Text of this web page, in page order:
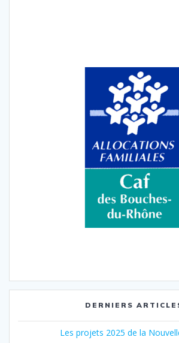
DERNIERS
Les projets 2025 de la